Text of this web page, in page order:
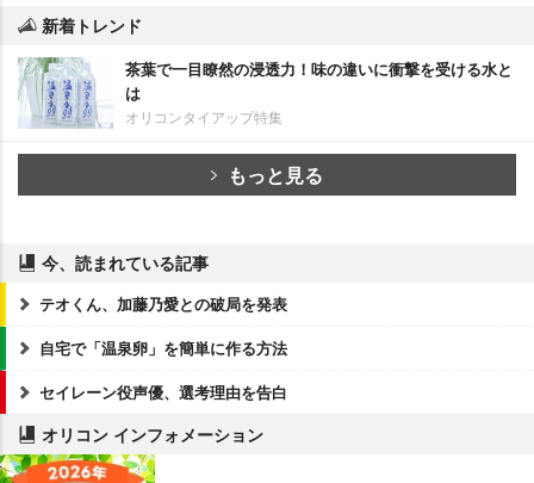
新着トレンド
茶葉で一目瞭然の浸透力！味の違いに衝撃を受ける水と
は
オリコンタイアップ特集
もっと見る
今、読まれている記事
テオくん、加藤乃愛との破局を発表
自宅で「温泉卵」を簡単に作る方法
セイレーン役声優、選考理由を告白
オリコン インフォメーション